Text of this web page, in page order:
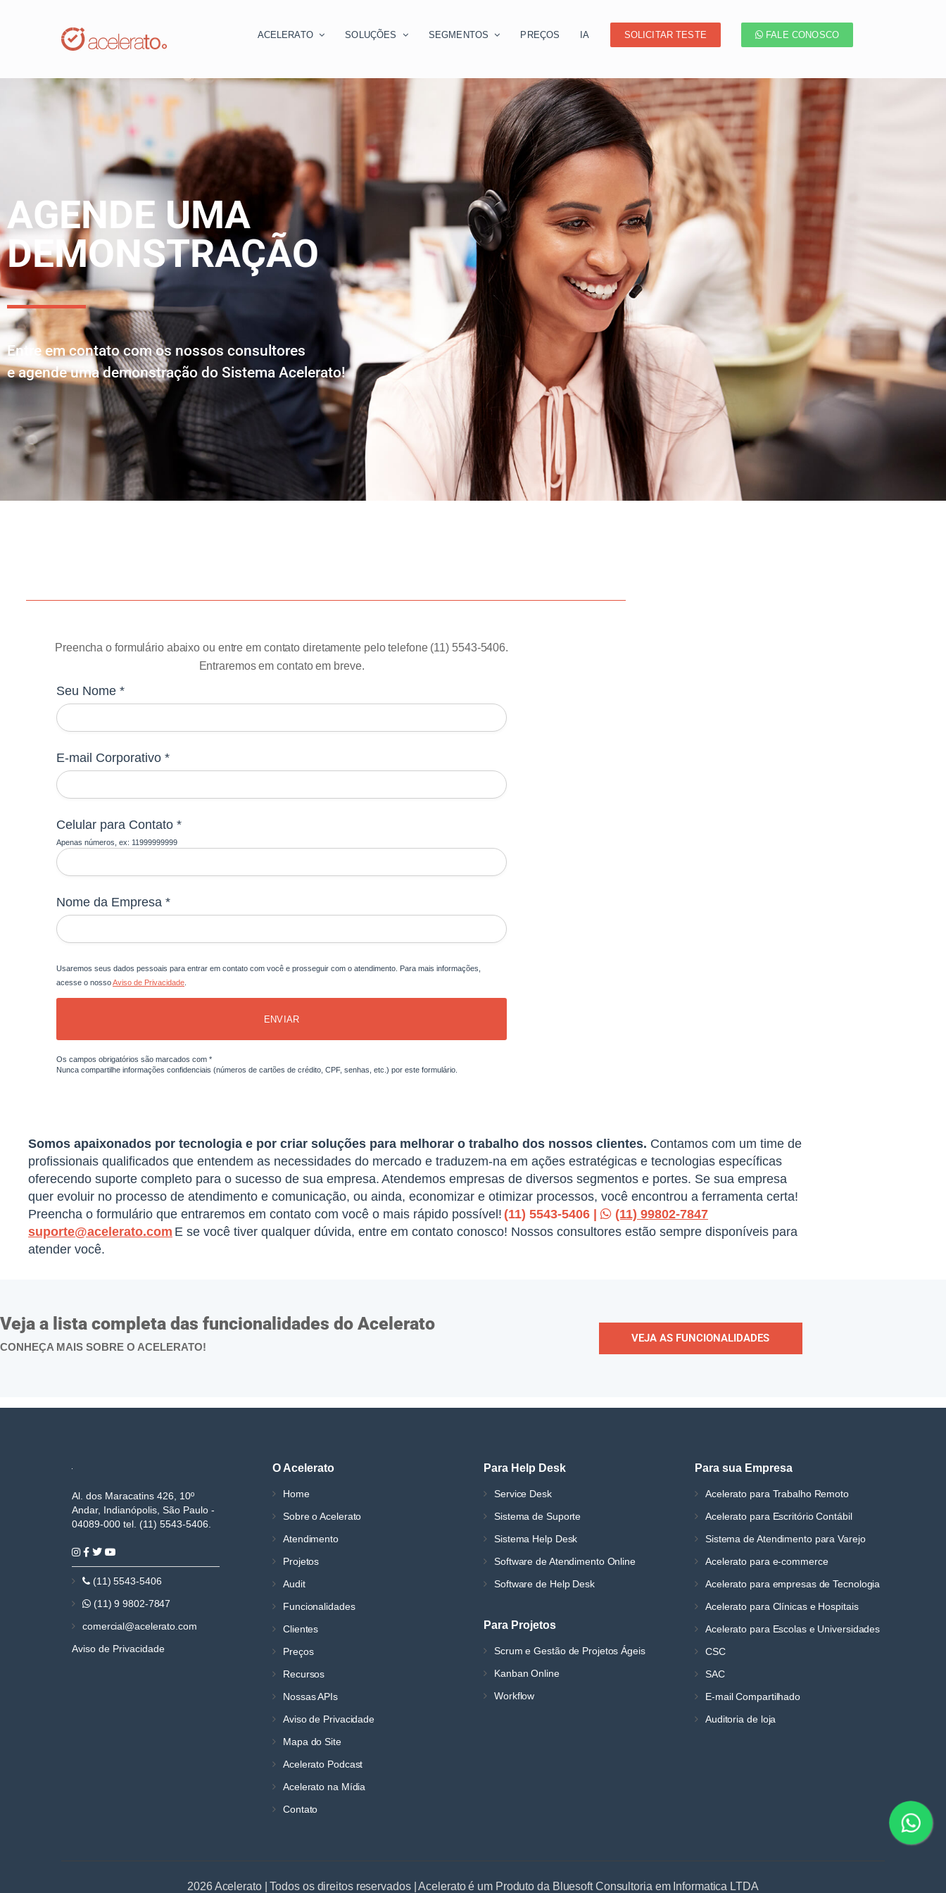
ACELERATO SOLUÇÕES SEGMENTOS PREÇOS IA SOLICITAR TESTE FALE CONOSCO
AGENDE UMA
DEMONSTRAÇÃO
Entre em contato com os nossos consultores
e agende uma demonstração do Sistema Acelerato!
Preencha o formulário abaixo ou entre em contato diretamente pelo telefone (11) 5543-5406.
Entraremos em contato em breve.
Seu Nome *
E-mail Corporativo *
Celular para Contato *
Apenas números, ex: 11999999999
Nome da Empresa *
Usaremos seus dados pessoais para entrar em contato com você e prosseguir com o atendimento. Para mais informações,
acesse o nossoAviso de Privacidade
ENVIAR
Os campos obrigatórios são marcados com *
Nunca compartilhe informações confidenciais (números de cartões de crédito, CPF, senhas, etc.) por este formulário.
Somos apaixonados por tecnologia e por criar soluções para melhorar o trabalho dos nossos clientes. Contamos com um time de
profissionais qualificados que entendem as necessidades do mercado e traduzem-na em ações estratégicas e tecnologias específicas
oferecendo suporte completo para o sucesso de sua empresa. Atendemos empresas de diversos segmentos e portes. Se sua empresa
quer evoluir no processo de atendimento e comunicação, ou ainda, economizar e otimizar processos, você encontrou a ferramenta certa!
Preencha o formulário que entraremos em contato com você o mais rápido possível! (11) 5543-5406 |
(11) 99802-7847
suporte@acelerato.com E se você tiver qualquer dúvida, entre em contato conosco! Nossos consultores estão sempre disponíveis para
atender você.
Veja a lista completa das funcionalidades do Acelerato
CONHEÇA MAIS SOBRE O ACELERATO!
VEJA AS FUNCIONALIDADES
Al. dos Maracatins 426, 10º
Andar, Indianópolis, São Paulo -
04089-000 tel. (11) 5543-5406.
(11) 5543-5406
(11) 9 9802-7847
comercial@acelerato.com
Aviso de Privacidade
O Acelerato
Home
Sobre o Acelerato
Atendimento
Projetos
Audit
Funcionalidades
Clientes
Preços
Recursos
Nossas APIs
Aviso de Privacidade
Mapa do Site
Acelerato Podcast
Acelerato na Mídia
Contato
Para Help Desk
Service Desk
Sistema de Suporte
Sistema Help Desk
Software de Atendimento Online
Software de Help Desk
Para Projetos
Scrum e Gestão de Projetos Ágeis
Kanban Online
Workflow
Para sua Empresa
Acelerato para Trabalho Remoto
Acelerato para Escritório Contábil
Sistema de Atendimento para Varejo
Acelerato para e-commerce
Acelerato para empresas de Tecnologia
Acelerato para Clínicas e Hospitais
Acelerato para Escolas e Universidades
CSC
SAC
E-mail Compartilhado
Auditoria de loja
2026 Acelerato | Todos os direitos reservados | Acelerato é um Produto da Bluesoft Consultoria em Informatica LTDA